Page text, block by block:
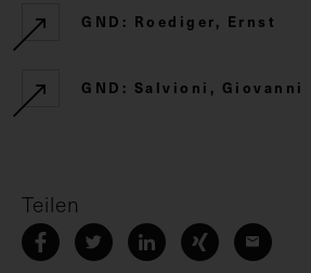
GND: Roediger, Ernst
GND: Salvioni, Giovanni
Teilen